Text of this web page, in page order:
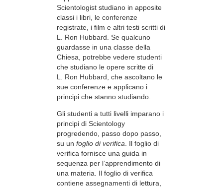
Scientologist studiano in apposite
classi i libri, le conferenze
registrate, i film e altri testi scritti di
L. Ron Hubbard. Se qualcuno
guardasse in una classe della
Chiesa, potrebbe vedere studenti
che studiano le opere scritte di
L. Ron Hubbard, che ascoltano le
sue conferenze e applicano i
principi che stanno studiando.
Gli studenti a tutti livelli imparano i
principi di Scientology
progredendo, passo dopo passo,
su un foglio di verifica. Il foglio di
verifica fornisce una guida in
sequenza per l’apprendimento di
una materia. Il foglio di verifica
contiene assegnamenti di lettura,